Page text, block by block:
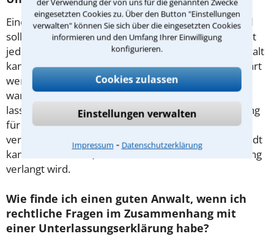
eingesetzten Cookies zu. Über den Button "Einstellungen
verwalten" können Sie sich über die eingesetzten Cookies
informieren und den Umfang Ihrer Einwilligung
konfigurieren.
Cookies zulassen
Einstellungen verwalten
Impressum ⁃ Datenschutzerklärung
Eine solche Erklärung hat lebenslange Gültigkeit und
sollte nicht leichtfertig unterschrieben werden. Nicht
jede Unterlassungsforderung ist berechtigt. Ein Anwalt
kann dies für Sie überprüfen. Vor Gericht kann geklärt
werden, ob die Unterlassungsforderung berechtigt
war. Hier sind Beweise wichtig. Viele Erklärungen
lassen sich so umformulieren, dass sich die Belastung
für den Unterzeichner auf ein erträgliches Maß
verringert. Ein erfahrener Rechtsanwalt aus Ingolstadt
kann Ihnen helfen, wenn von Ihnen eine Unterlassung
verlangt wird.
Wie finde ich einen guten Anwalt, wenn ich
rechtliche Fragen im Zusammenhang mit
einer Unterlassungserklärung habe?